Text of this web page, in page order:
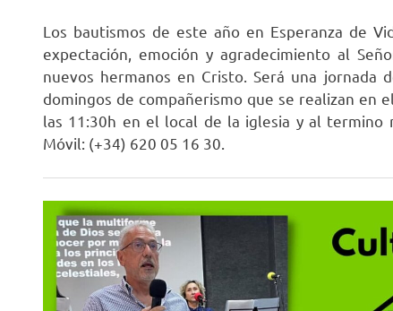
Los bautismos de este año en Esperanza de
expectación, emoción y agradecimiento al
nuevos hermanos en Cristo. Será una jornada
domingos de compañerismo que se realizan en
las 11:30h en el local de la iglesia y al termino
Móvil: (+34) 620 05 16 30.